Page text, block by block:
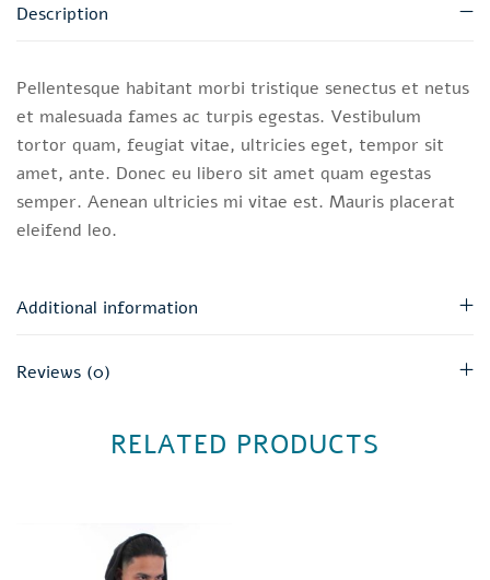
Description
Pellentesque habitant morbi tristique senectus et netus
et malesuada fames ac turpis egestas. Vestibulum
tortor quam, feugiat vitae, ultricies eget, tempor sit
amet, ante. Donec eu libero sit amet quam egestas
semper. Aenean ultricies mi vitae est. Mauris placerat
eleifend leo.
Additional information
Reviews (0)
RELATED PRODUCTS